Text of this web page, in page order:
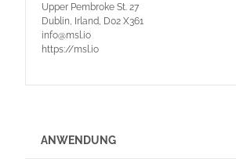
Upper Pembroke St. 27
Dublin, Irland, D02 X361
info@msl.io
https://msl.io
ANWENDUNG